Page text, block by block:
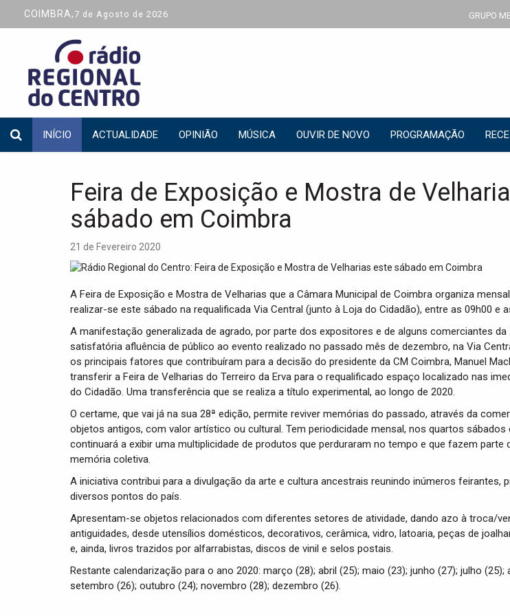
COIMBRA, 7 de Agosto de 2026 GRUPO
INÍCIO ACTUALIDADE OPINIÃO MÚSICA OUVIR DE NOVO PROGRAMAÇÃO
Feira de Exposição e Mostra de
sábado em Coimbra
21 de Fevereiro 2020
A Feira de Exposição e Mostra de Velharias que a Câmara Municipal de Coimbra organiza
realizar-se este sábado na requalificada Via Central (junto à Loja do Cidadão), entre as 09h00 e
A manifestação generalizada de agrado, por parte dos expositores e de alguns comerciantes da
satisfatória afluência de público ao evento realizado no passado mês de dezembro, na Via
os principais fatores que contribuíram para a decisão do presidente da CM Coimbra, Manuel
transferir a Feira de Velharias do Terreiro da Erva para o requalificado espaço localizado nas
do Cidadão. Uma transferência que se realiza a título experimental, ao longo de 2020.
O certame, que vai já na sua 28ª edição, permite reviver memórias do passado, através da
objetos antigos, com valor artístico ou cultural. Tem periodicidade mensal, nos quartos sábados
continuará a exibir uma multiplicidade de produtos que perduraram no tempo e que fazem parte
memória coletiva.
A iniciativa contribui para a divulgação da arte e cultura ancestrais reunindo inúmeros feirantes,
diversos pontos do país.
Apresentam-se objetos relacionados com diferentes setores de atividade, dando azo à troca/
antiguidades, desde utensílios domésticos, decorativos, cerâmica, vidro, latoaria, peças de
e, ainda, livros trazidos por alfarrabistas, discos de vinil e selos postais.
Restante calendarização para o ano 2020: março (28); abril (25); maio (23); junho (27); julho (25);
setembro (26); outubro (24); novembro (28); dezembro (26).